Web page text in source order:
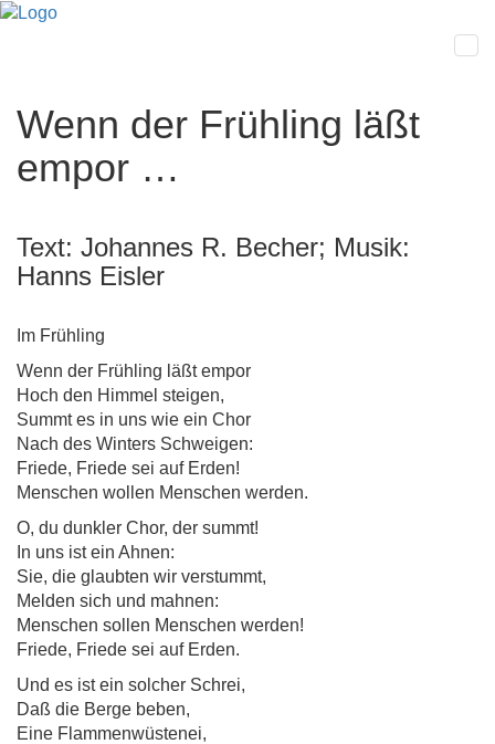
Wenn der Frühling läßt
empor …
Text: Johannes R. Becher; Musik:
Hanns Eisler
Im Frühling
Wenn der Frühling läßt empor
Hoch den Himmel steigen,
Summt es in uns wie ein Chor
Nach des Winters Schweigen:
Friede, Friede sei auf Erden!
Menschen wollen Menschen werden.
O, du dunkler Chor, der summt!
In uns ist ein Ahnen:
Sie, die glaubten wir verstummt,
Melden sich und mahnen:
Menschen sollen Menschen werden!
Friede, Friede sei auf Erden.
Und es ist ein solcher Schrei,
Daß die Berge beben,
Eine Flammenwüstenei,